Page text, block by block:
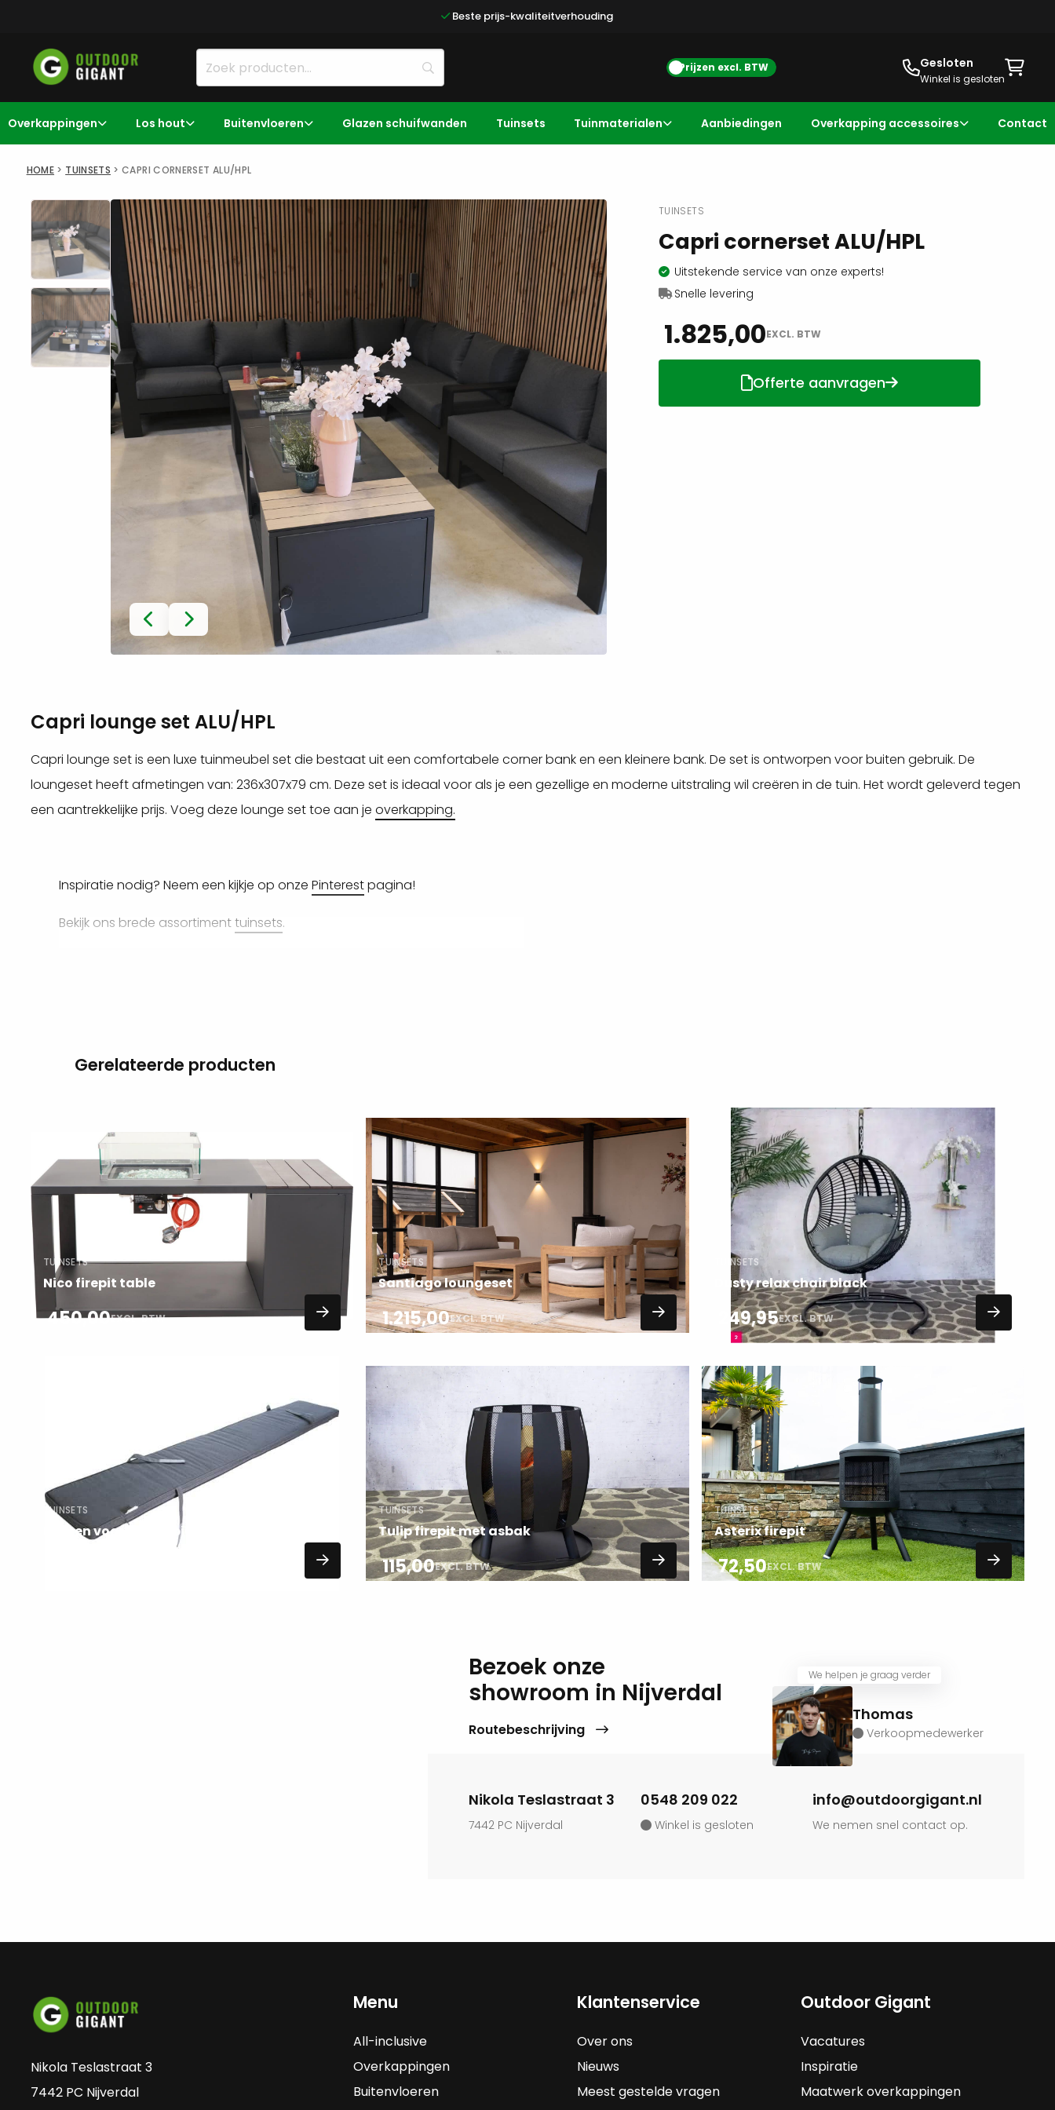
Beste prijs-kwaliteitverhouding
Prijzen excl. BTW Gesloten
Winkel is gesloten
Overkappingen Los hout Buitenvloeren Glazen schuifwanden Tuinsets Tuinmaterialen Aanbiedingen Overkapping accessoires Contact
HOME > TUINSETS >CAPRI CORNERSET ALU/HPL
TUINSETS
Capri cornerset ALU/HPL
Uitstekende service van onze experts!
Snelle levering
1.825,00EXCL. BTW
Offerte aanvragen
Capri lounge set ALU/HPL
Capri lounge set is een luxe tuinmeubel set die bestaat uit een comfortabele corner bank en een kleinere bank. De set is ontworpen voor buiten gebruik. De
loungeset heeft afmetingen van: 236x307x79 cm. Deze set is ideaal voor als je een gezellige en moderne uitstraling wil creëren in de tuin. Het wordt geleverd tegen
een aantrekkelijke prijs. Voeg deze lounge set toe aan je overkapping.
Inspiratie nodig? Neem een kijkje op onzePinterestpagina!
Bekijk ons brede assortimenttuinsets.
Gerelateerde producten
TUINSETS
Nico firepit table
450,00EXCL. BTW
over
TUINSETS
Santiago loungeset
1.215,00EXCL. BTW
Lees
meer
TUINSETS
Dusty relax chair black
249,95EXCL. BTW
meer
TUINSETS
Kussen voor 180cm picknicktafel
TUINSETS
Tulip firepit met asbak
115,00EXCL. BTW
Lees
meer
over
TUINSETS
Asterix firepit
72,50EXCL. BTW
Lees
meer
over
Bezoek onze
showroom in Nijverdal
Routebeschrijving
We helpen je graag verder
Thomas
Verkoopmedewerker
Nikola Teslastraat 3
7442 PC Nijverdal
0548 209 022
Winkel is gesloten
info@outdoorgigant.nl
We nemen snel contact op.
Nikola Teslastraat 3
7442 PC Nijverdal
Menu
All-inclusive
Overkappingen
Buitenvloeren
Klantenservice
Over ons
Nieuws
Meest gestelde vragen
Outdoor Gigant
Vacatures
Inspiratie
Maatwerk overkappingen